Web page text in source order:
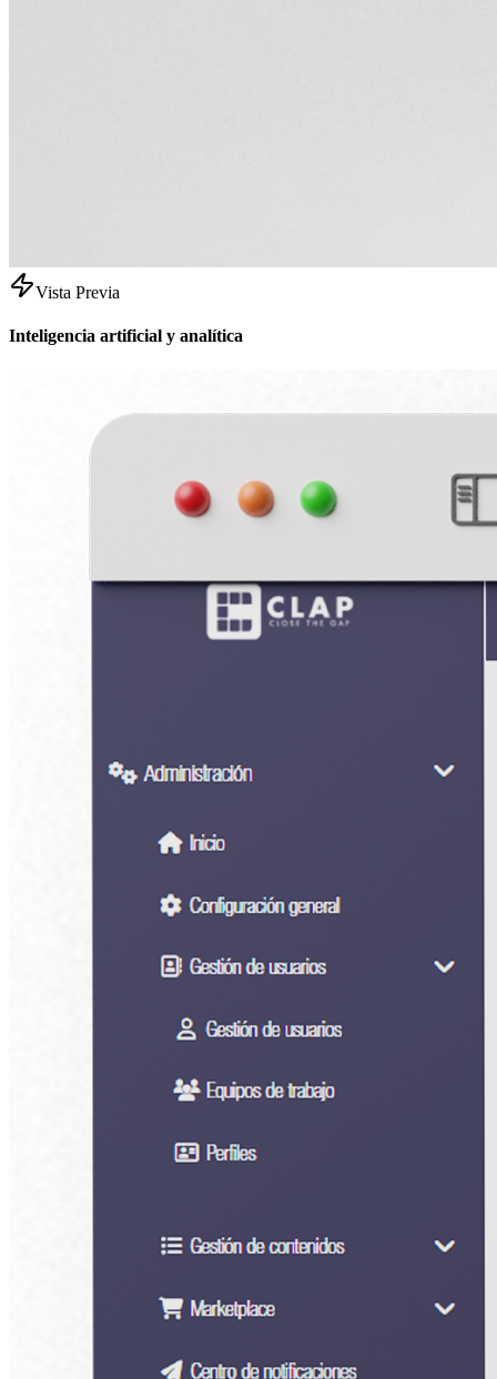
Vista Previa
Inteligencia artificial y analítica